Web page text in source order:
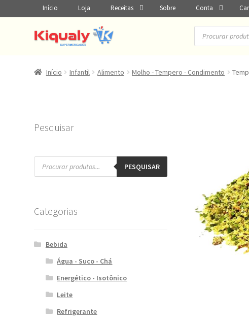
Início Loja Receitas Sobre Conta
Pesquisar
produtos
Início Infantil Alimento Molho - Tempero - Condimento
Pesquisar
Pesquisar
produtos PESQUISAR
Categorias
Bebida
Água - Suco - Chá
Energético - Isotônico
Leite
Refrigerante